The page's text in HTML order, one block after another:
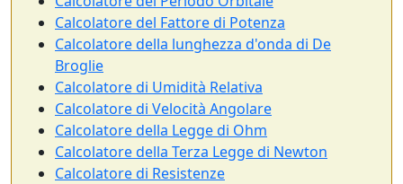
Calcolatore del Fattore di Potenza
Calcolatore della lunghezza d'onda di De
Broglie
Calcolatore di Umidità Relativa
Calcolatore di Velocità Angolare
Calcolatore della Legge di Ohm
Calcolatore della Terza Legge di Newton
Calcolatore di Resistenze